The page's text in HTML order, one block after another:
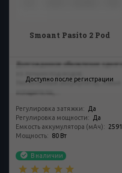
Smoant Pasito 2 Pod
Доступно после регистрации
Долгожданное обновление одного
Увеличенный аккумулятор, новые
Регулировка затяжки:
Да
Регулировка мощности:
Да
Емкость аккумулятора (мАч): 2591
Мощность: 80 Вт
В наличии